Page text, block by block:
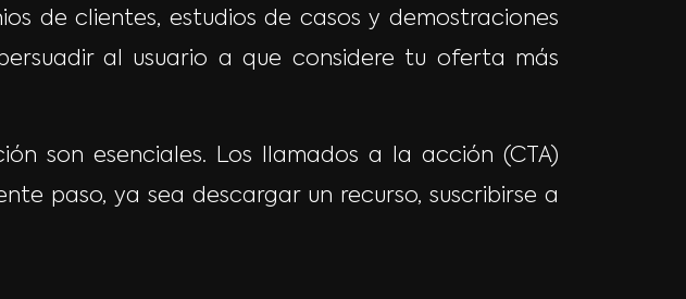
de clientes, estudios de casos y demostraciones
al usuario a que considere tu oferta más
son esenciales. Los llamados a la acción (CTA)
paso, ya sea descargar un recurso, suscribirse a